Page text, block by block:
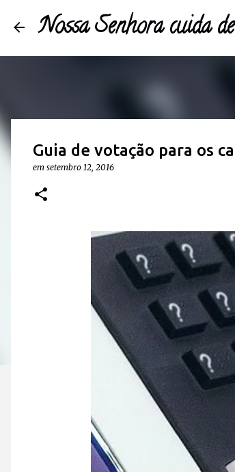
Nossa Senhora cuida
Guia de votação para os
em setembro 12, 2016